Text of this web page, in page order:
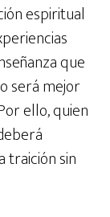
espiritual
que
será mejor
ello, quien
traición sin